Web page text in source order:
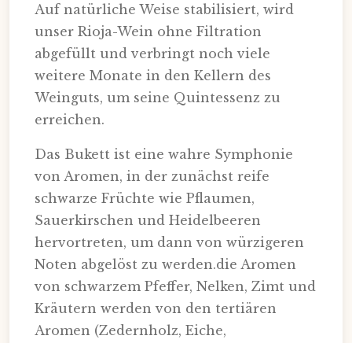
Auf natürliche Weise stabilisiert, wird
unser Rioja-Wein ohne Filtration
abgefüllt und verbringt noch viele
weitere Monate in den Kellern des
Weinguts, um seine Quintessenz zu
erreichen.
Das Bukett ist eine wahre Symphonie
von Aromen, in der zunächst reife
schwarze Früchte wie Pflaumen,
Sauerkirschen und Heidelbeeren
hervortreten, um dann von würzigeren
Noten abgelöst zu werden.die Aromen
von schwarzem Pfeffer, Nelken, Zimt und
Kräutern werden von den tertiären
Aromen (Zedernholz, Eiche,